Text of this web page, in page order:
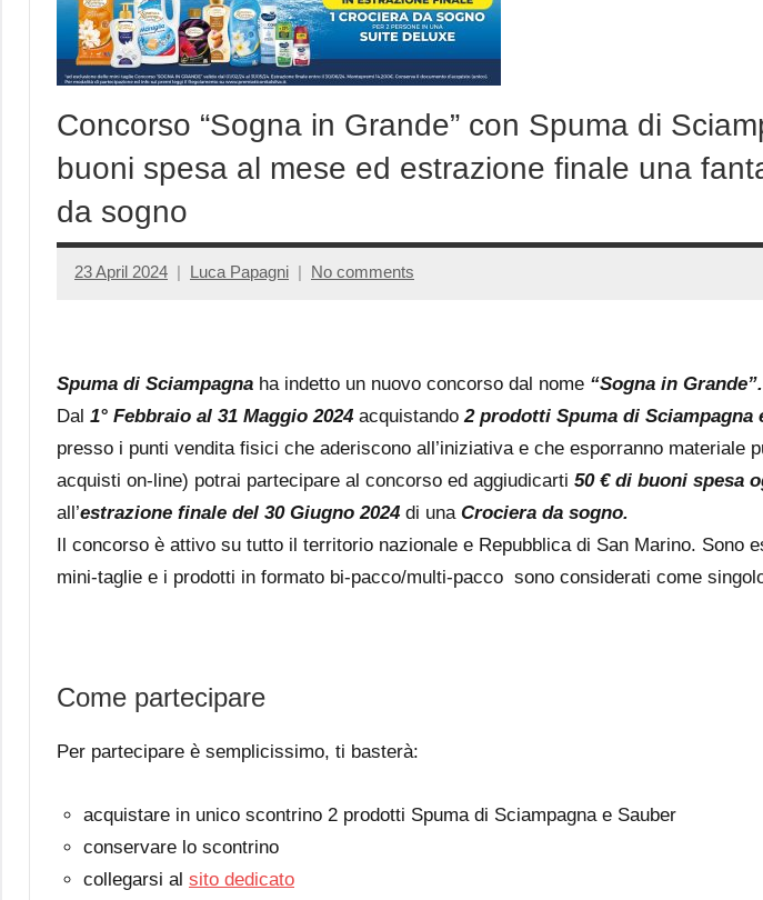
Concorso “Sogna in Grande” con Spuma di
buoni spesa al mese ed estrazione finale una
da sogno
23 April 2024 Luca Papagni No comments
Spuma di Sciampagna ha indetto un nuovo concorso dal nome “Sogna in Grande”.
Dal 1° Febbraio al 31 Maggio 2024 acquistando2 prodotti Spuma di Sciampagna
presso i punti vendita fisici che aderiscono all’iniziativa e che esporranno materiale
acquisti on-line) potrai partecipare al concorso ed aggiudicarti 50 € di buoni spesa
all’estrazione finale del 30 Giugno 2024 di una Crociera da sogno.
Il concorso è attivo su tutto il territorio nazionale e Repubblica di San Marino. Sono
mini-taglie e i prodotti in formato bi-pacco/multi-pacco sono considerati come
Come partecipare
Per partecipare è semplicissimo, ti basterà:
acquistare in unico scontrino 2 prodotti Spuma di Sciampagna e Sauber
conservare lo scontrino
collegarsi al sito dedicato